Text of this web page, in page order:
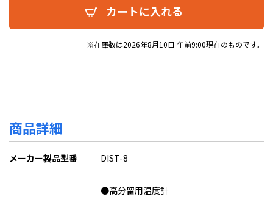
カートに入れる
※在庫数は2026年8月10日 午前9:00現在のものです。
商品詳細
メーカー製品型番 DIST-8
●高分留用温度計